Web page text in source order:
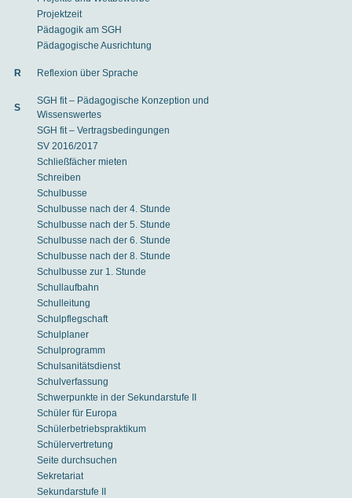
Projektzeit
Pädagogik am SGH
Pädagogische Ausrichtung
R Reflexion über Sprache
S
SGH fit – Pädagogische Konzeption und
Wissenswertes
SGH fit – Vertragsbedingungen
SV 2016/2017
Schließfächer mieten
Schreiben
Schulbusse
Schulbusse nach der 4. Stunde
Schulbusse nach der 5. Stunde
Schulbusse nach der 6. Stunde
Schulbusse nach der 8. Stunde
Schulbusse zur 1. Stunde
Schullaufbahn
Schulleitung
Schulpflegschaft
Schulplaner
Schulprogramm
Schulsanitätsdienst
Schulverfassung
Schwerpunkte in der Sekundarstufe II
Schüler für Europa
Schülerbetriebspraktikum
Schülervertretung
Seite durchsuchen
Sekretariat
Sekundarstufe II